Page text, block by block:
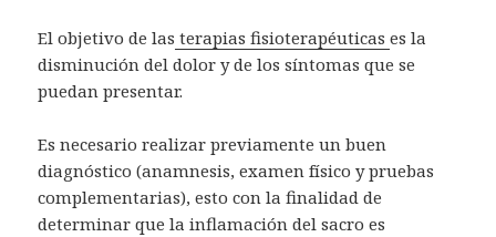
El objetivo de las terapias fisioterapéuticases la
disminución del dolor y de los síntomas que se
puedan presentar.
Es necesario realizar previamente un buen
diagnóstico (anamnesis, examen físico y pruebas
complementarias), esto con la finalidad de
determinar que la inflamación del sacro es